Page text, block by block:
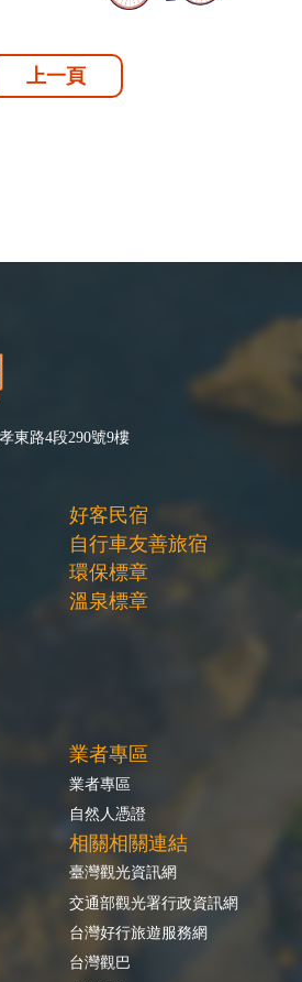
上一頁
東路4段290號9樓
好客民宿
自行車友善旅宿
環保標章
溫泉標章
業者專區
業者專區
自然人憑證
相關相關連結
臺灣觀光資訊網
交通部觀光署行政資訊網
台灣好行旅遊服務網
台灣觀巴